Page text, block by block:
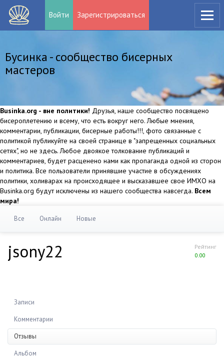
Войти Зарегистрироваться
Бусинка - сообщество бисерных
мастеров
Businka.org - вне политики! Друзья, наше сообщество посвящено
бисероплетению и всему, что есть вокруг него. Любые мнения,
комментарии, публикации, бисерные работы!!!, фото связанные с
политикой публикуйте на своей странице в "запрещенных социальных
сетях", но не здесь. Любое двоякое толкование публикаций и
комментариев, будет расценено нами как пропаганда одной из сторон
и политика. Все пользователи принявшие участие в обсуждениях
политики, холиварах на происходящее и высказавшее свое ИМХО на
Businka.org будут исключены из нашего сообщества навсегда. Всем
мира!
Все Онлайн Новые
Рейтинг
0.00
jsony22
Записи
Комментарии
Отзывы
Альбом